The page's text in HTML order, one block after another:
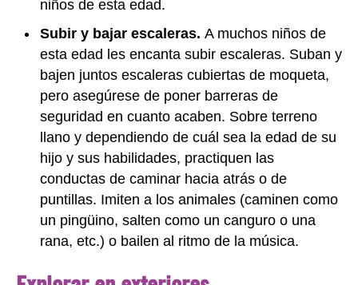
niños de esta edad.
Subir y bajar escaleras. A muchos niños de
esta edad les encanta subir escaleras. Suban y
bajen juntos escaleras cubiertas de moqueta,
pero asegúrese de poner barreras de
seguridad en cuanto acaben. Sobre terreno
llano y dependiendo de cuál sea la edad de su
hijo y sus habilidades, practiquen las
conductas de caminar hacia atrás o de
puntillas. Imiten a los animales (caminen como
un pingüino, salten como un canguro o una
rana, etc.) o bailen al ritmo de la música.